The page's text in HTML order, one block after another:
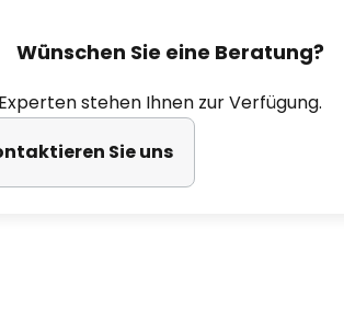
Wünschen Sie eine Beratung?
stehen Ihnen zur Verfügung.
Sie uns